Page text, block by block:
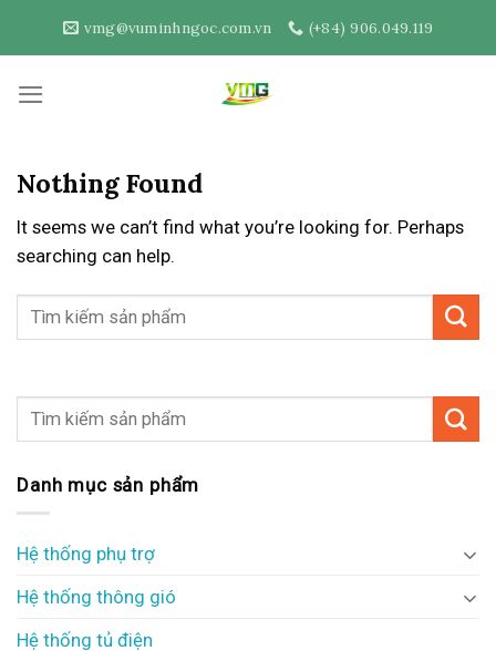
vmg@vuminhngoc.com.vn (+84) 906.049.119
Nothing Found
It seems we can’t find what you’re looking for. Perhaps
searching can help.
Danh mục sản phẩm
Hệ thống phụ trợ
Hệ thống thông gió
Hệ thống tủ điện